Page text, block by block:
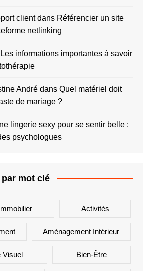
clientdans Référencier un site
netlinking
Les informations importantes à savoir
Andrédans Quel matériel doit
de mariage ?
lingerie sexy pour se sentir belle :
psychologues
par mot clé
Activités
Aménagement Intérieur
Visuel Bien-Être